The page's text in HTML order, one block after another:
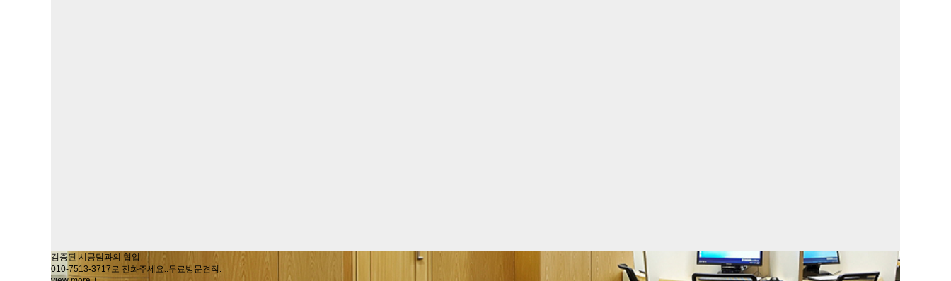
검증된 시공팀과의 협업
010-7513-3717로 전화주세요..무료방문견적.